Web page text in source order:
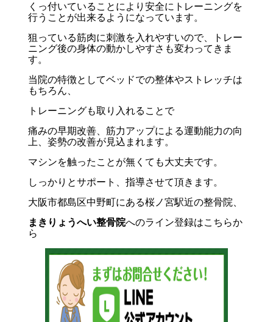
くっ付いていることにより安全にトレーニングを
行うことが出来るようになっています。
狙っている筋肉に刺激を入れやすいので、トレー
ニング後の身体の動かしやすさも変わってきま
す。
当院の特徴としてベッドでの整体やストレッチは
もちろん、
トレーニングも取り入れることで
痛みの早期改善 、筋力アップによる運動能力の向
上、姿勢の改善が見込まれます。
マシンを触ったことが無くても大丈夫です。
しっかりとサポート、指導させて頂きます。
大阪市都島区中野町にある桜ノ宮駅近の整骨院、
まきりょうへい整骨院へのライン登録はこちらか
ら